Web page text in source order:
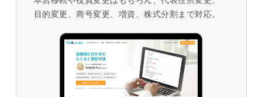
目的変更、商号変更、増資、株式分割まで対応。